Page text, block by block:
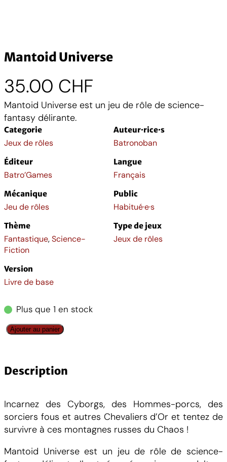
Mantoid Universe
35.00 CHF
Mantoid Universe est un jeu de rôle de science-
fantasy délirante.
Categorie
Jeux de rôles
Auteur·rice·s
Batronoban
Éditeur
Batro’Games
Langue
Français
Mécanique
Jeu de rôles
Public
Habitué·e·s
Thème
Fantastique,Science-
Fiction
Type de jeux
Jeux de rôles
Version
Livre de base
Plus que 1 en stock
q
n
t
é
d
M
Ajouter au panier
Description
Incarnez des Cyborgs, des Hommes-porcs, des
sorciers fous et autres Chevaliers d’Or et tentez de
survivre à ces montagnes russes du Chaos !
Mantoid Universe est un jeu de rôle de science-